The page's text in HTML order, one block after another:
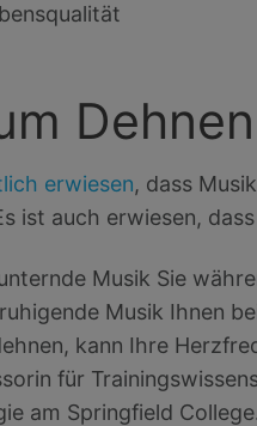
Dehnen
erwiesen, dass
ist auch erwiesen,
Musik Sie
Musik Ihnen
kann Ihre
für
am Springfield